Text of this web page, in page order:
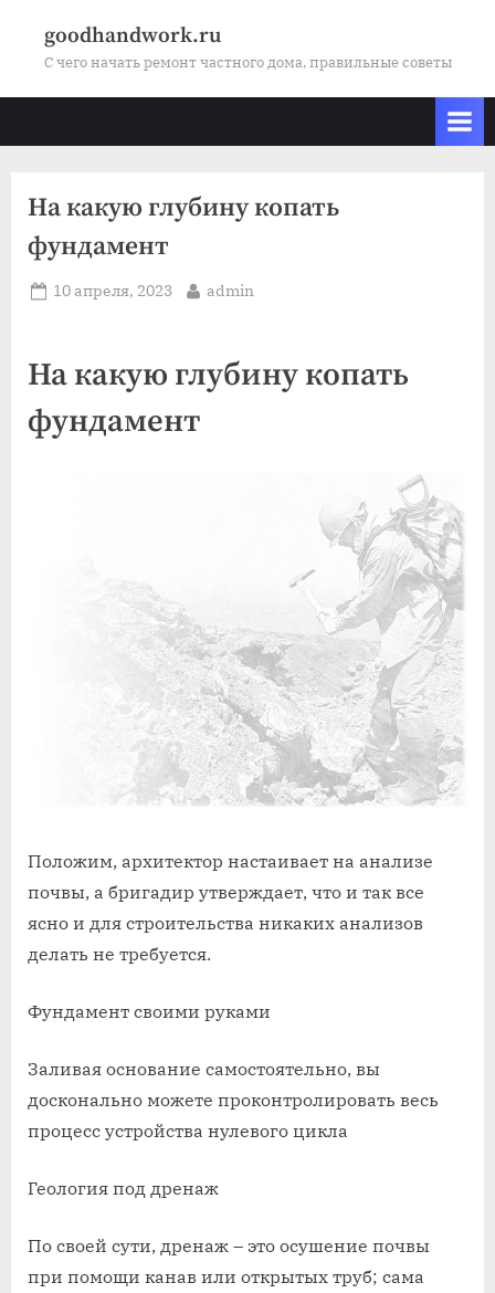
goodhandwork.ru
С чего начать ремонт частного дома, правильные советы
На какую глубину копать
фундамент
Posted
10 апреля, 2023 By
admin
На какую глубину копать
фундамент
Положим, архитектор настаивает на анализе
почвы, а бригадир утверждает, что и так все
ясно и для строительства никаких анализов
делать не требуется.
Фундамент своими руками
Заливая основание самостоятельно, вы
досконально можете проконтролировать весь
процесс устройства нулевого цикла
Геология под дренаж
По своей сути, дренаж – это осушение почвы
при помощи канав или открытых труб; сама